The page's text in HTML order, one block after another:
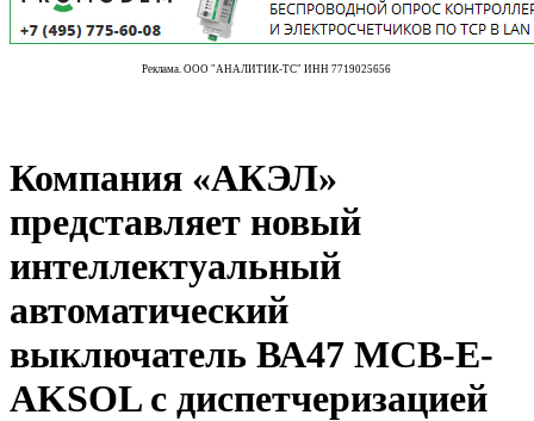
Реклама. ООО "АНАЛИТИК-ТС" ИНН 7719025656
Компания «АКЭЛ»
представляет новый
интеллектуальный
автоматический
выключатель ВА47 МСВ-Е-
AKSOL с диспетчеризацией